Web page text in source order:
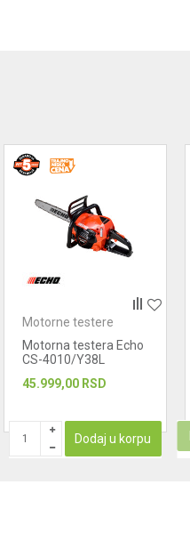
Motorne testere
Motorna testera Echo
CS-4010/Y38L
45.999,00 RSD
Dodaj u korpu